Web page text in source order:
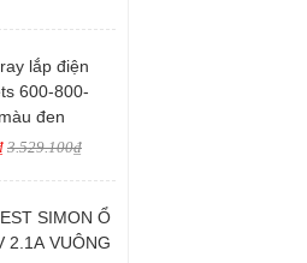
lắp điện
600-800-
đen
3.529.100₫
SIMON Ổ
2.1A VUÔNG